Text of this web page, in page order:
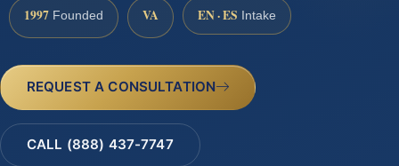
1997 Founded VA EN · ES Intake
REQUEST A CONSULTATION
CALL (888) 437-7747